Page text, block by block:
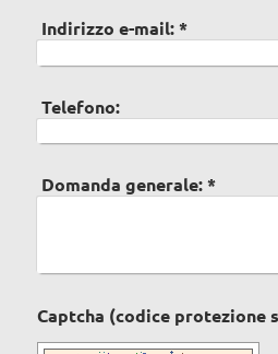
Indirizzo e-mail:*
Telefono:
Domanda generale:*